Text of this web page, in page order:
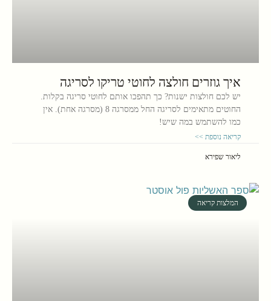
איך גוזרים חולצה לחוטי טריקו לסריגה
יש לכם חולצות ישנות? כך תהפכו אותם לחוטי סריגה בקלות.
החוטים מתאימים לסריגה החל ממסרגה 8 (מסרגה אחת). אין
כמו להשתמש במה שיש!
קריאה נוספת >>
ליאור שפירא
המלצות קריאה